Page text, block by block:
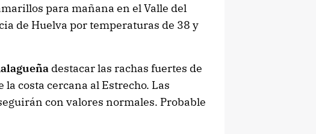
para mañana en el Valle del
de Huelva por temperaturas de 38 y
destacar las rachas fuertes de
costa cercana al Estrecho. Las
con valores normales. Probable